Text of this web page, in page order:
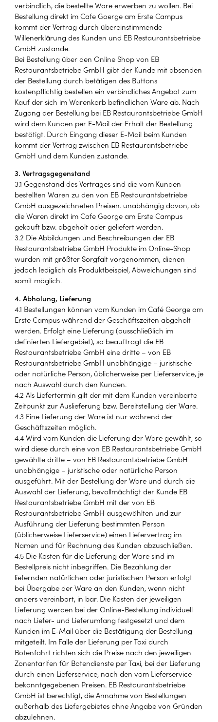
verbindlich, die bestellte Ware erwerben zu wollen. Bei
Bestellung direkt im Cafe Goerge am Erste Campus
kommt der Vertrag durch übereinstimmende
Willenerklärung des Kunden und EB Restaurantsbetriebe
GmbH zustande.
Bei Bestellung über den Online Shop von EB
Restaurantsbetriebe GmbH gibt der Kunde mit absenden
der Bestellung durch betätigen des Buttons
kostenpflichtig bestellen ein verbindliches Angebot zum
Kauf der sich im Warenkorb befindlichen Ware ab. Nach
Zugang der Bestellung bei EB Restaurantsbetriebe GmbH
wird dem Kunden per E-Mail der Erhalt der Bestellung
bestätigt. Durch Eingang dieser E-Mail beim Kunden
kommt der Vertrag zwischen EB Restaurantsbetriebe
GmbH und dem Kunden zustande.
3. Vertragsgegenstand
3.1 Gegenstand des Vertrages sind die vom Kunden
bestellten Waren zu den von EB Restaurantsbetriebe
GmbH ausgezeichneten Preisen. unabhängig davon, ob
die Waren direkt im Cafe George am Erste Campus
gekauft bzw. abgeholt oder geliefert werden.
3.2 Die Abbildungen und Beschreibungen der EB
Restaurantsbetriebe GmbH Produkte im Online-Shop
wurden mit größter Sorgfalt vorgenommen, dienen
jedoch lediglich als Produktbeispiel, Abweichungen sind
somit möglich.
4. Abholung, Lieferung
4.1 Bestellungen können vom Kunden im Café George am
Erste Campus während der Geschäftszeiten abgeholt
werden. Erfolgt eine Lieferung (ausschließlich im
definierten Liefergebiet), so beauftragt die EB
Restaurantsbetriebe GmbH eine dritte – von EB
Restaurantsbetriebe GmbH unabhängige – juristische
oder natürliche Person, üblicherweise per Lieferservice, je
nach Auswahl durch den Kunden.
4.2 Als Liefertermin gilt der mit dem Kunden vereinbarte
Zeitpunkt zur Auslieferung bzw. Bereitstellung der Ware.
4.3 Eine Lieferung der Ware ist nur während der
Geschäftszeiten möglich.
4.4 Wird vom Kunden die Lieferung der Ware gewählt, so
wird diese durch eine von EB Restaurantsbetriebe GmbH
gewählte dritte – von EB Restaurantsbetriebe GmbH
unabhängige – juristische oder natürliche Person
ausgeführt. Mit der Bestellung der Ware und durch die
Auswahl der Lieferung, bevollmächtigt der Kunde EB
Restaurantsbetriebe GmbH mit der von EB
Restaurantsbetriebe GmbH ausgewählten und zur
Ausführung der Lieferung bestimmten Person
(üblicherweise Lieferservice) einen Liefervertrag im
Namen und für Rechnung des Kunden abzuschließen.
4.5 Die Kosten für die Lieferung der Ware sind im
Bestellpreis nicht inbegriffen. Die Bezahlung der
liefernden natürlichen oder juristischen Person erfolgt
bei Übergabe der Ware an den Kunden, wenn nicht
anders vereinbart, in bar. Die Kosten der jeweiligen
Lieferung werden bei der Online-Bestellung individuell
nach Liefer- und Lieferumfang festgesetzt und dem
Kunden im E-Mail über die Bestätigung der Bestellung
mitgeteilt. Im Falle der Lieferung per Taxi durch
Botenfahrt richten sich die Preise nach den jeweiligen
Zonentarifen für Botendienste per Taxi, bei der Lieferung
durch einen Lieferservice, nach den vom Lieferservice
bekanntgegebenen Preisen. EB Restaurantsbetriebe
GmbH ist berechtigt, die Annahme von Bestellungen
außerhalb des Liefergebietes ohne Angabe von Gründen
abzulehnen.